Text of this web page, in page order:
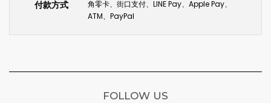
付款方式
角零卡、街口支付、LINE Pay、Apple Pay、
ATM、PayPal
FOLLOW US